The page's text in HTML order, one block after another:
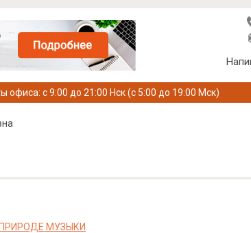
офиса: с 9:00 до 21:00 Нск (с 5:00 до 19:00 Мск)
МУЗЫКИ